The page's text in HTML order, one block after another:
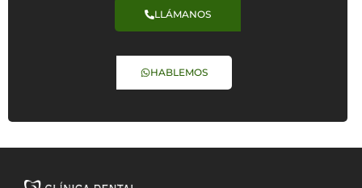
LLÁMANOS
HABLEMOS